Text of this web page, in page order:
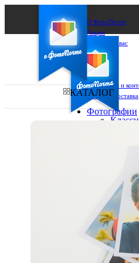
О ФотоПочте
Акции
Сделаем за вас
Бизнесу
FAQ
Франшиза
Поддержка и
Оплата и доставка
Выберите из
КАТАЛОГ
Фотографии
Фото
в